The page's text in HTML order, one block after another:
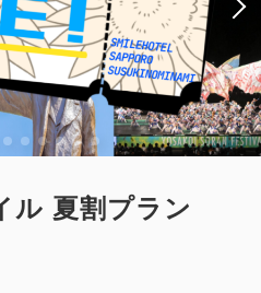
ル 夏割プラン